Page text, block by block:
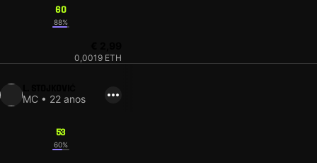
60
88%
0,0019 ETH
MC • 22 anos
53
60%